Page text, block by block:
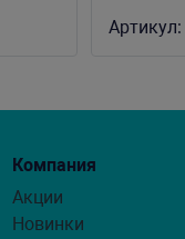
Артикул:
Компания
Акции
Новинки